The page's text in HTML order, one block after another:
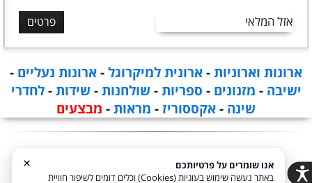
אזל המלאי פרטים
ארונות וארוניות-ארונית למיקרוגל-ארונות נעליים -
ישיבה - מזנונים - ספריות- שולחנות- שידות-לחדרי
שינה -אקססוריז - מראות- מבצעים
×
אנו שומרים על פרטיותכם
באתר נעשה שימוש בעוגיות (Cookies) וכלים דומים לשיפור חוויית